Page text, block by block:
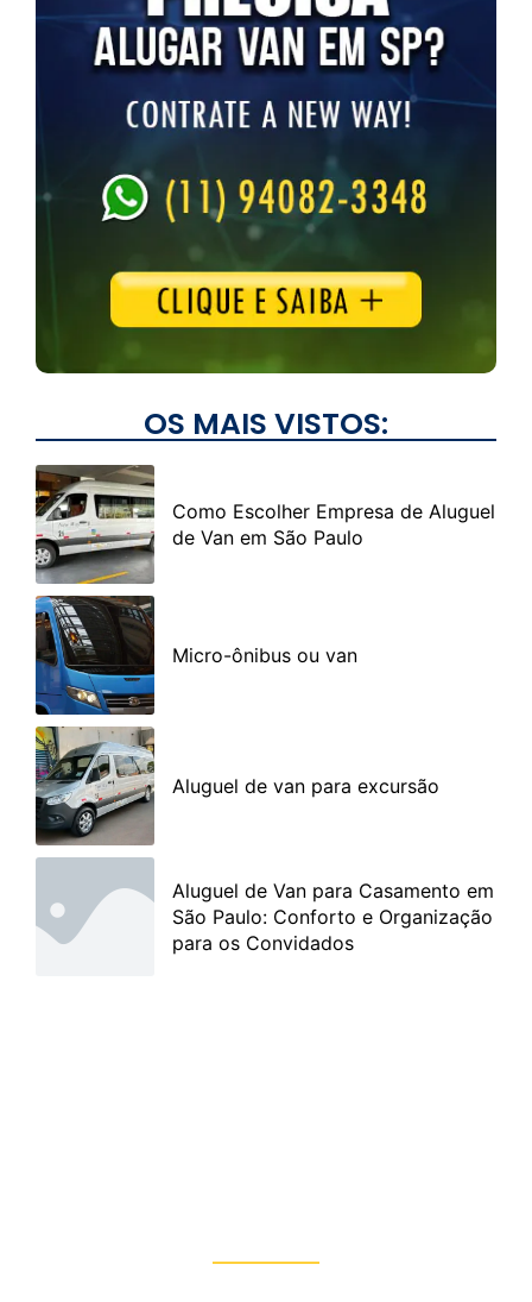
OS MAIS VISTOS:
Como Escolher Empresa de Aluguel
de Van em São Paulo
Micro-ônibus ou van
Aluguel de van para excursão
Aluguel de Van para Casamento em
São Paulo: Conforto e Organização
para os Convidados